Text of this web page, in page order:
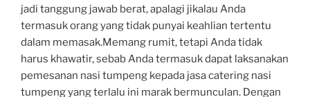
jadi tanggung jawab berat, apalagi jikalau Anda
termasuk orang yang tidak punyai keahlian tertentu
dalam memasak.Memang rumit, tetapi Anda tidak
harus khawatir, sebab Anda termasuk dapat laksanakan
pemesanan nasi tumpeng kepada jasa catering nasi
tumpeng yang terlalu ini marak bermunculan. Dengan